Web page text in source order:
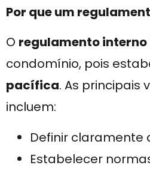
Por que um
O regulamento interno
condomínio, pois
pacífica. As
incluem:
Definir claramente
Estabelecer